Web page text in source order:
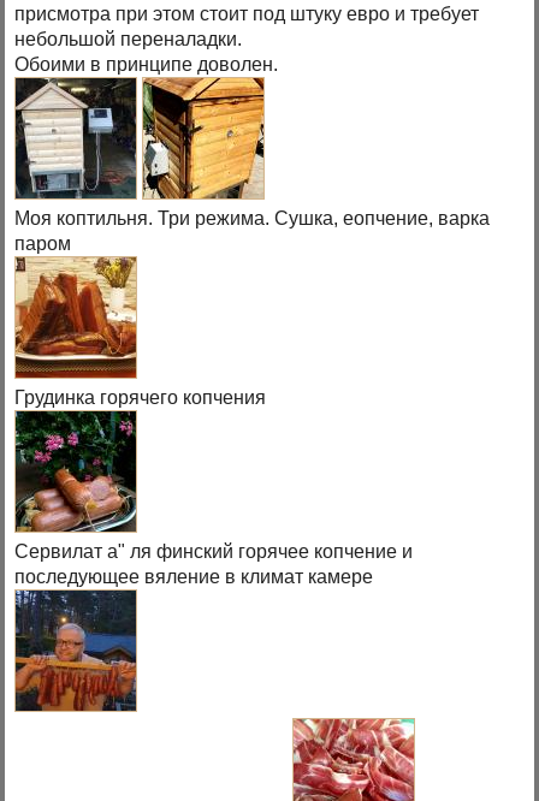
присмотра при этом стоит под штуку евро и требует
небольшой переналадки.
Обоими в принципе доволен.
Моя коптильня. Три режима. Сушка, еопчение, варка
паром
Грудинка горячего копчения
Сервилат а" ля финский горячее копчение и
последующее вяление в климат камере